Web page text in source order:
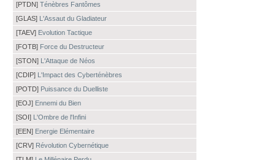
[PTDN] Ténèbres Fantômes
[GLAS] L'Assaut du Gladiateur
[TAEV] Evolution Tactique
[FOTB] Force du Destructeur
[STON] L'Attaque de Néos
[CDIP] L'Impact des Cyberténèbres
[POTD] Puissance du Duelliste
[EOJ] Ennemi du Bien
[SOI] L'Ombre de l'Infini
[EEN] Energie Elémentaire
[CRV] Révolution Cybernétique